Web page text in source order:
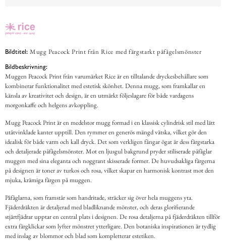
Bildtitel: Mugg Peacock Print från Rice med färgstarkt påfågelsmönster
Bildbeskrivning:
Muggen Peacock Print från varumärket Rice är en tilltalande dryckesbehållare som
kombinerar funktionalitet med estetisk skönhet. Denna mugg, som framkallar en
känsla av kreativitet och design, är en utmärkt följeslagare för både vardagens
morgonkaffe och helgens avkoppling.
Mugg Peacock Print är en medelstor mugg formad i en klassisk cylindrisk stil med lätt
utåtvinklade kanter upptill. Den rymmer en generös mängd vätska, vilket gör den
idealisk för både varm och kall dryck. Det som verkligen fångar ögat är dess färgstarka
och detaljerade påfågelsmönster. Mot en ljusgul bakgrund pryder stiliserade påfåglar
muggen med sina eleganta och noggrant skisserade former. De huvudsakliga färgerna
på designen är toner av turkos och rosa, vilket skapar en harmonisk kontrast mot den
mjuka, krämiga färgen på muggen.
Påfåglarna, som framstår som handritade, sträcker sig över hela muggens yta.
Fjäderdräkten är detaljerad med bladliknande mönster, och deras glorifierande
stjärtfjädrar upptar en central plats i designen. De rosa detaljerna på fjäderdräkten tillför
extra färgklickar som lyfter mönstret ytterligare. Den botaniska inspirationen är tydlig
med inslag av blommor och blad som kompletterar estetiken.